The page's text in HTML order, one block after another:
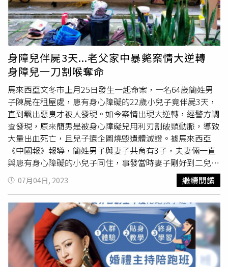
積超過80％的他，被醫師判定無法植皮，2天後死亡。但就
在親友們為失去相依為命爸爸的小明傷感時，小明卻開始了
刺殺計畫，他在跟蹤當時的城管後，在同年8月22日、24日
持刀刺殺2名城管，事後冷靜的上課生活，等待警方找上
門。員警從在學校帶走，到在審訊室訊問17歲的小明，都難
以相信誠實、冷靜的他，會犯下如此殘忍罪行，但小明只是
流淚的說，「我要讓他們給我爸爸償命，他們害死了我爸
爸」。最終，法官判小明25年徒刑，案件一時也引發民眾熱
議。
身障兒伴屍3天...老父家中暴斃案情大逆轉
身障兒一刀割喉奪命
馬來西亞文冬市上月25日發生一起命案，一名64歲簡姓男
子陳屍在租屋處，患有身心障礙的22歲小兒子竟伴屍3天，
直到飄出惡臭才被人發現。如今案情出現大逆轉，經警方調
查發現，原來簡男是被身心障礙兒用利刃割破頸動脈，導致
大量出血死亡，且兒子還企圖燒毀遺體滅證。據馬來西亞
《中國報》報導，簡姓男子與妻子共育有3子，夫妻倆一直
與患有身心障礙的小兒子同住，事發當時妻子剛好到二兒子
家暫住，沒想到才離開短短幾天，小兒子竟突然發狂對老父
痛下殺手。死者的次子受訪時表示，弟弟疑似不滿父親一直
勸他找工作，不要整天待在家中，因此激怒弟弟遭一刀刺
死，他也後悔若早知道弟弟有異樣舉動，決不會讓父親與弟
弟同住，「事情發生後，我們真的痛心也很憎恨他，我父親
的身體很強壯，好好一個人結果被自己的兒子殺死」，並希
望弟弟能受到應有的法律制裁，「我擔心他出來後，可能會
傷及無辜，這是難以預料的。」
07月04日, 2023 繼續閱讀